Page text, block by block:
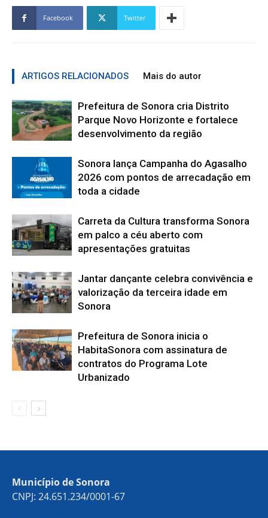
Facebook Twitter
ARTIGOS RELACIONADOS Mais do autor
Prefeitura de Sonora cria Distrito
Parque Novo Horizonte e fortalece
desenvolvimento da região
Sonora lança Campanha do Agasalho
2026 com pontos de arrecadação em
toda a cidade
Carreta da Cultura transforma Sonora
em palco a céu aberto com
apresentações gratuitas
Jantar dançante celebra convivência e
valorização da terceira idade em
Sonora
Prefeitura de Sonora inicia o
HabitaSonora com assinatura de
contratos do Programa Lote
Urbanizado
Município de Sonora
CNPJ: 24.651.234/0001-67